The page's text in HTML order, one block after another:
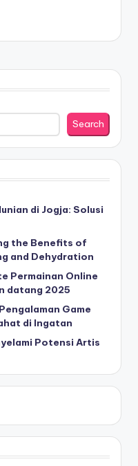
Search
di Jogja: Solusi
the Benefits of
and Dehydration
Permainan Online
datang 2025
Game
di Ingatan
Potensi Artis